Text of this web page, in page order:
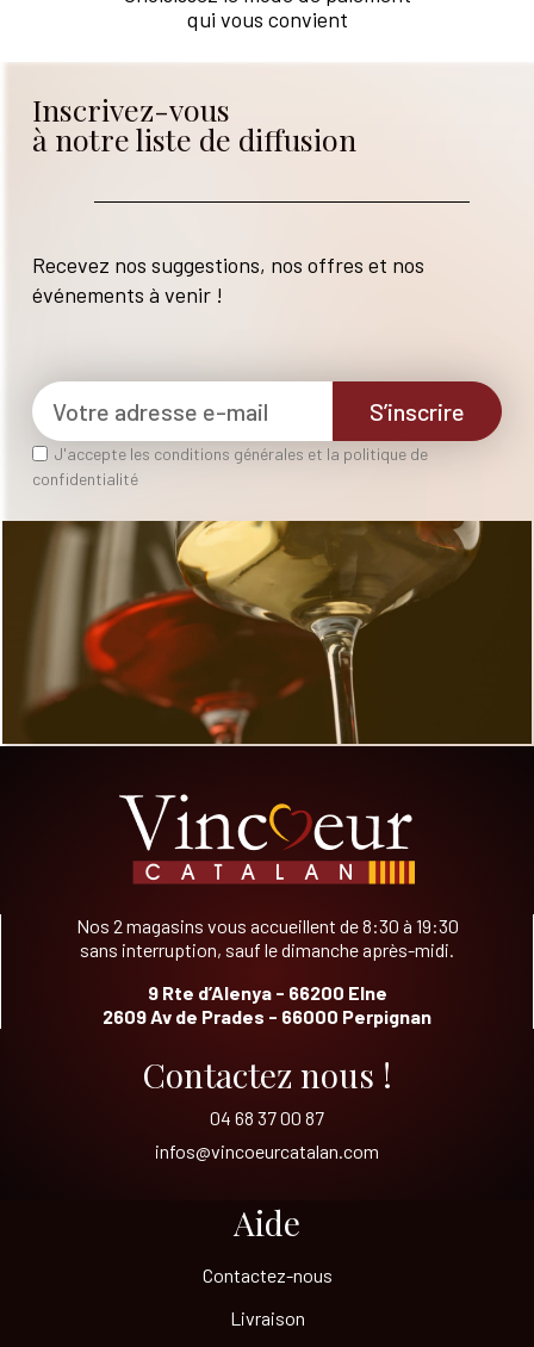
qui vous convient
Inscrivez-vous
à notre liste de diffusion
Recevez nos suggestions, nos offres et nos
événements à venir !
S’inscrire
J'accepte les conditions générales et la politique de
confidentialité
Nos 2 magasins vous accueillent de 8:30 à 19:30
sans interruption, sauf le dimanche après-midi.
9 Rte d’Alenya - 66200 Elne
2609 Av de Prades - 66000 Perpignan
Contactez nous !
04 68 37 00 87
infos@vincoeurcatalan.com
Aide
Contactez-nous
Livraison